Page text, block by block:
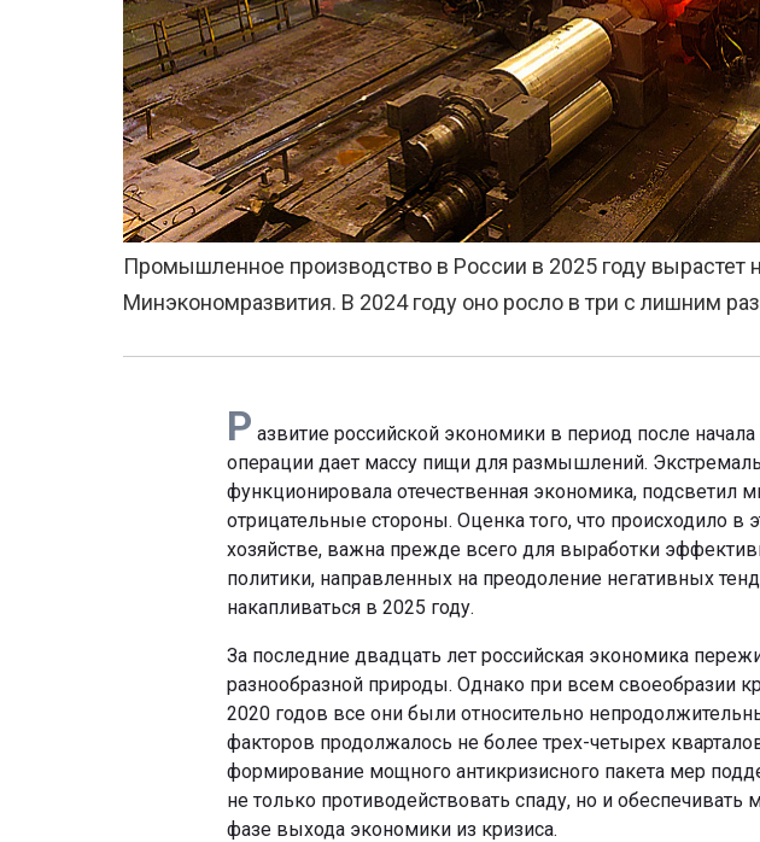
Промышленное производство в России в 2025 году вырастет
Минэкономразвития. В 2024 году оно росло в три с лишним
Р азвитие российской экономики в период после
операции дает массу пищи для размышлений.
функционировала отечественная экономика, подсветил
отрицательные стороны. Оценка того, что происходило в
хозяйстве, важна прежде всего для выработки
политики, направленных на преодоление негативных
накапливаться в 2025 году.
За последние двадцать лет российская экономика
разнообразной природы. Однако при всем своеобразии
2020 годов все они были относительно
факторов продолжалось не более трех-четырех
формирование мощного антикризисного пакета мер
не только противодействовать спаду, но и
фазе выхода экономики из кризиса.